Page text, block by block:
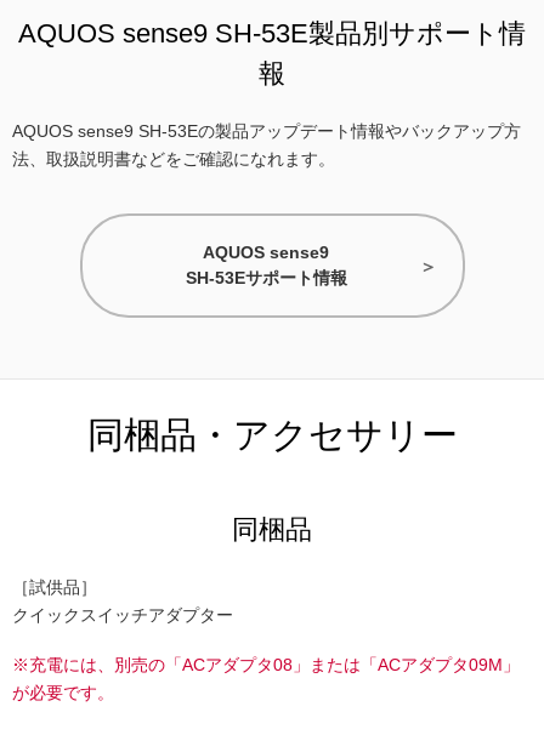
AQUOS sense9 SH-53E製品別サポート情
報
AQUOS sense9 SH-53Eの製品アップデート情報やバックアップ方
法、取扱説明書などをご確認になれます。
AQUOS sense9
SH-53Eサポート情報
同梱品・アクセサリー
同梱品
［試供品］
クイックスイッチアダプター
※充電には、別売の「ACアダプタ08」または「ACアダプタ09M」
が必要です。